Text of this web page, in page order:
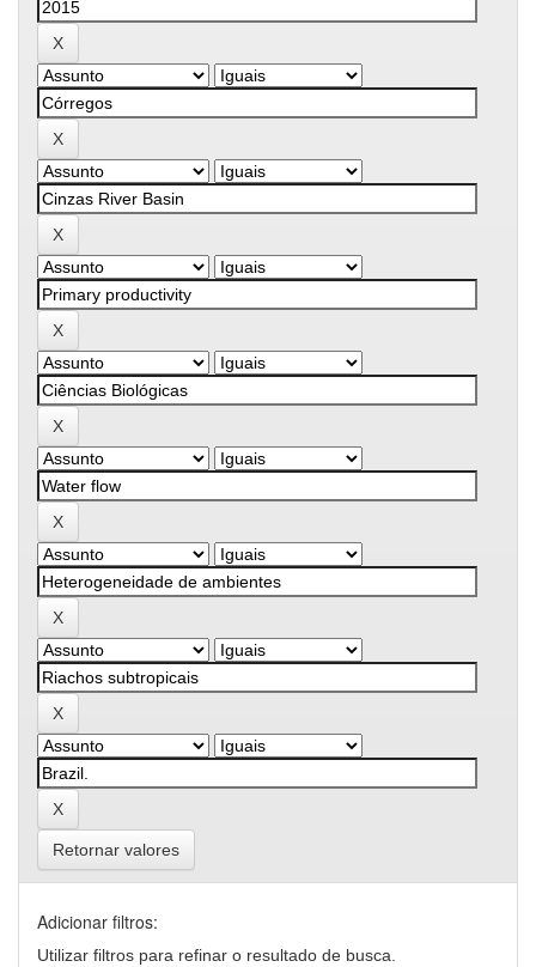
Retornar valores
Adicionar filtros:
Utilizar filtros para refinar o resultado de busca.